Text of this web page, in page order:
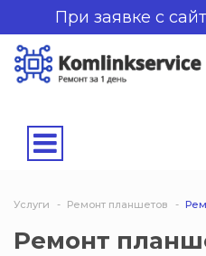
При заявке с
Услуги Ремонт планшетов
Ремонт